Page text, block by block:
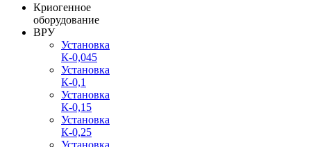
Криогенное
оборудование
ВРУ
Установка
К-0,045
Установка
К-0,1
Установка
К-0,15
Установка
К-0,25
Установка